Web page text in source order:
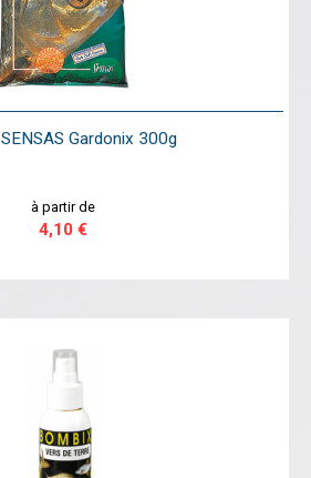
Gardonix 300g
à partir de
4,10 €